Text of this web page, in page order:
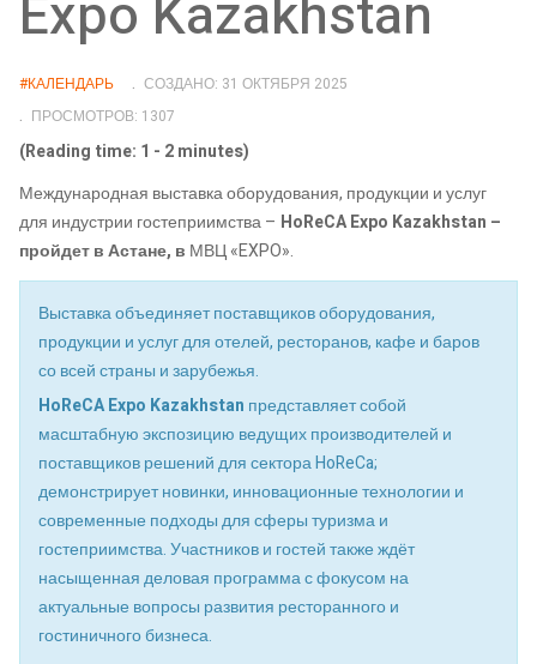
Expo Kazakhstan
#КАЛЕНДАРЬ
СОЗДАНО: 31 ОКТЯБРЯ 2025
ПРОСМОТРОВ: 1307
(Reading time: 1 - 2 minutes)
Международная выставка оборудования, продукции и услуг
для индустрии гостеприимства – HoReCA Expo Kazakhstan –
пройдет в Астане, в МВЦ «EXPO».
Выставка объединяет поставщиков оборудования,
продукции и услуг для отелей, ресторанов, кафе и баров
со всей страны и зарубежья.
HoReCA Expo Kazakhstan представляет собой
масштабную экспозицию ведущих производителей и
поставщиков решений для сектора HoReCa;
демонстрирует новинки, инновационные технологии и
современные подходы для сферы туризма и
гостеприимства. Участников и гостей также ждёт
насыщенная деловая программа с фокусом на
актуальные вопросы развития ресторанного и
гостиничного бизнеса.